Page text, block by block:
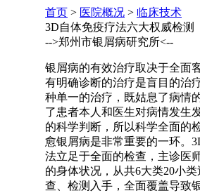
首页 > 医院概况 > 临床技术
3D自体免疫疗法六大权威检测
-->郑州市银屑病研究所<--
银屑病的有效治疗取决于全面
有明确诊断的治疗是盲目的治
种单一的治疗，既姑息了病情
了患者本人和医生对病情发生
的科学判断，所以科学全面的
愈银屑病是非常重要的一环。
法立足于全面的检查，主诊医
的身体状况，从共6大类20小
查、检测入手，全面覆盖导致